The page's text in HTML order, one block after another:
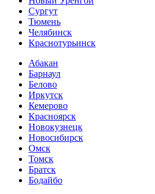
Сургут
Тюмень
Челябинск
Краснотурьинск
Абакан
Барнаул
Белово
Иркутск
Кемерово
Красноярск
Новокузнецк
Новосибирск
Омск
Томск
Братск
Бодайбо